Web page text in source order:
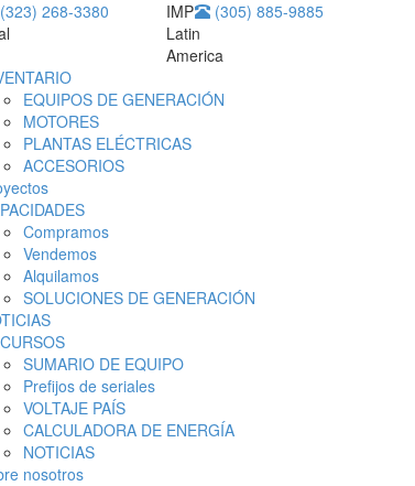
268-3380
IMP
Latin
America
(305) 885-9885
EQUIPOS DE GENERACIÓN
MOTORES
PLANTAS ELÉCTRICAS
ACCESORIOS
Compramos
Vendemos
Alquilamos
SOLUCIONES DE GENERACIÓN
SUMARIO DE EQUIPO
Prefijos de seriales
VOLTAJE PAÍS
CALCULADORA DE ENERGÍA
NOTICIAS
nosotros